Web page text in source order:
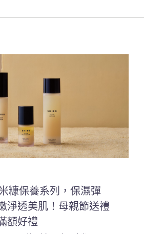
糠保養系列，保濕彈
淨透美肌！母親節送禮
額好禮